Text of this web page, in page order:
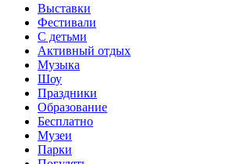
Выставки
Фестивали
С детьми
Активный отдых
Музыка
Шоу
Праздники
Образование
Бесплатно
Музеи
Парки